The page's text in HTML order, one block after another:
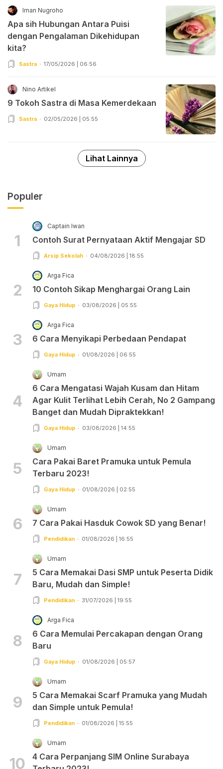
Iman Nugroho
Apa sih Hubungan Antara Puisi
dengan Pengalaman Dikehidupan
kita?
Sastra 17/05/2026 | 06:56
Nino Artikel
9 Tokoh Sastra di Masa Kemerdekaan
Sastra 02/05/2026 | 05:55
Lihat Lainnya
Populer
1
Captain Iwan
Contoh Surat Pernyataan Aktif Mengajar SD
Arsip Sekolah 04/08/2026 | 18:55
2
Arga Fica
10 Contoh Sikap Menghargai Orang Lain
Gaya Hidup 03/08/2026 | 05:55
3
Arga Fica
6 Cara Menyikapi Perbedaan Pendapat
Gaya Hidup 01/08/2026 | 06:55
4
Umam
6 Cara Mengatasi Wajah Kusam dan Hitam
Agar Kulit Terlihat Lebih Cerah, No 2 Gampang
Banget dan Mudah Dipraktekkan!
Gaya Hidup 03/08/2026 | 14:55
5
Umam
Cara Pakai Baret Pramuka untuk Pemula
Terbaru 2023!
Gaya Hidup 01/08/2026 | 02:55
6
Umam
7 Cara Pakai Hasduk Cowok SD yang Benar!
Pendidikan 01/08/2026 | 16:55
7
Umam
5 Cara Memakai Dasi SMP untuk Peserta Didik
Baru, Mudah dan Simple!
Pendidikan 31/07/2026 | 19:55
8
Arga Fica
6 Cara Memulai Percakapan dengan Orang
Baru
Gaya Hidup 01/08/2026 | 05:57
9
Umam
5 Cara Memakai Scarf Pramuka yang Mudah
dan Simple untuk Pemula!
Pendidikan 01/08/2026 | 15:55
10
Umam
4 Cara Perpanjang SIM Online Surabaya